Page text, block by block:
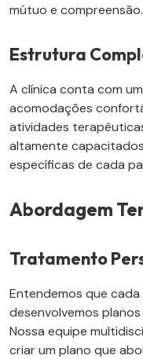
mútuo e compreensão.
Estrutura
A clínica conta com
acomodações
atividades
altamente
específicas de cada
Abordagem
Tratamento
Entendemos que
desenvolvemos
Nossa equipe
criar um plano que